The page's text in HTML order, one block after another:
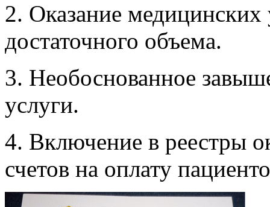
2. Оказание медицинских
достаточного объема.
3. Необоснованное
услуги.
4. Включение в реестры
счетов на оплату